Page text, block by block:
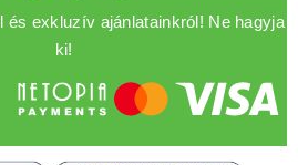
és exkluzív ajánlatainkról! Ne hagyja
ki!